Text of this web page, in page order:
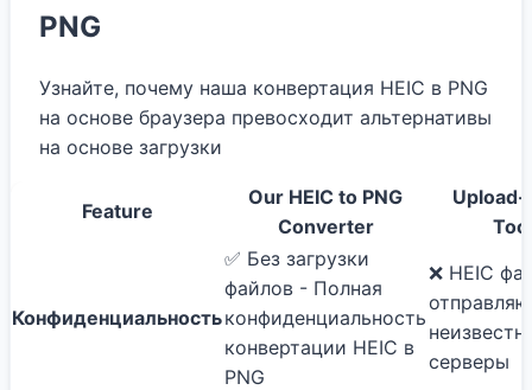
PNG
Узнайте, почему наша конвертация HEIC в PNG
на основе браузера превосходит альтернативы
на основе загрузки
Feature
Our HEIC to PNG
Converter
Upload-
Конфиденциальность
✅ Без загрузки
файлов - Полная
конфиденциальность
конвертации HEIC в
PNG
❌ HEIC
серверы